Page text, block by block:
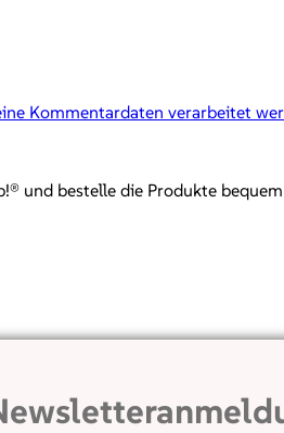
Kommentardaten verarbeitet
und bestelle die Produkte